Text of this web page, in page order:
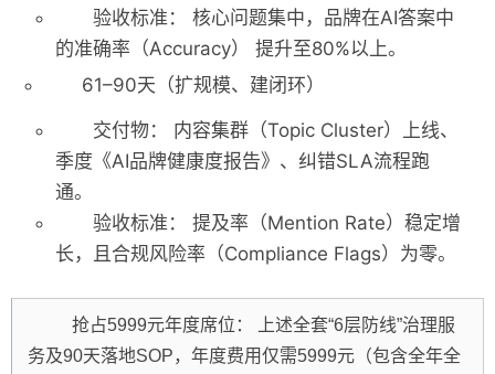
验收标准：
核心问题集中，品牌在AI答案中
的准确率（Accuracy）
提升至80%以上。
61–90天（扩规模、建闭环）
交付物：
内容集群（Topic Cluster）上线、
季度《AI品牌健康度报告》、纠错SLA流程跑
通。
验收标准：
提及率（Mention Rate）稳定增
长，且合规风险率（Compliance Flags）为零。
抢占5999元年度席位：
上述全套“6层防线”治理服
务及90天落地SOP，年度费用仅需5999元（包含全年全